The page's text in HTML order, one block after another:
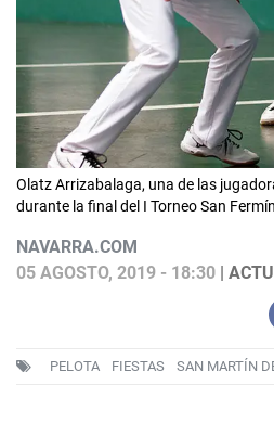
Olatz Arrizabalaga, una de las
durante la final del I Torneo San
NAVARRA.COM
05 AGOSTO, 2019 - 18:30|
PELOTA FIESTAS SAN MARTÍN